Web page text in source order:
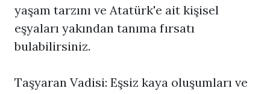
yaşam tarzını ve Atatürk'e ait kişisel
eşyaları yakından tanıma fırsatı
bulabilirsiniz.
Taşyaran Vadisi: Eşsiz kaya oluşumları ve